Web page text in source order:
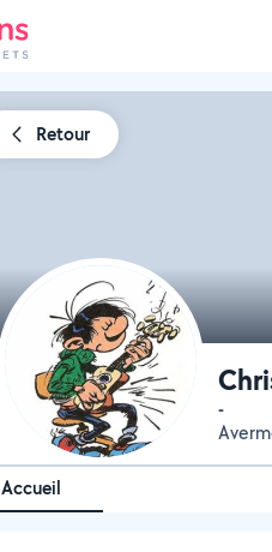
Retour
-
Accueil